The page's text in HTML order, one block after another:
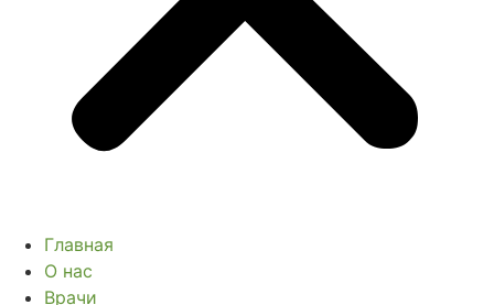
Главная
О нас
Врачи